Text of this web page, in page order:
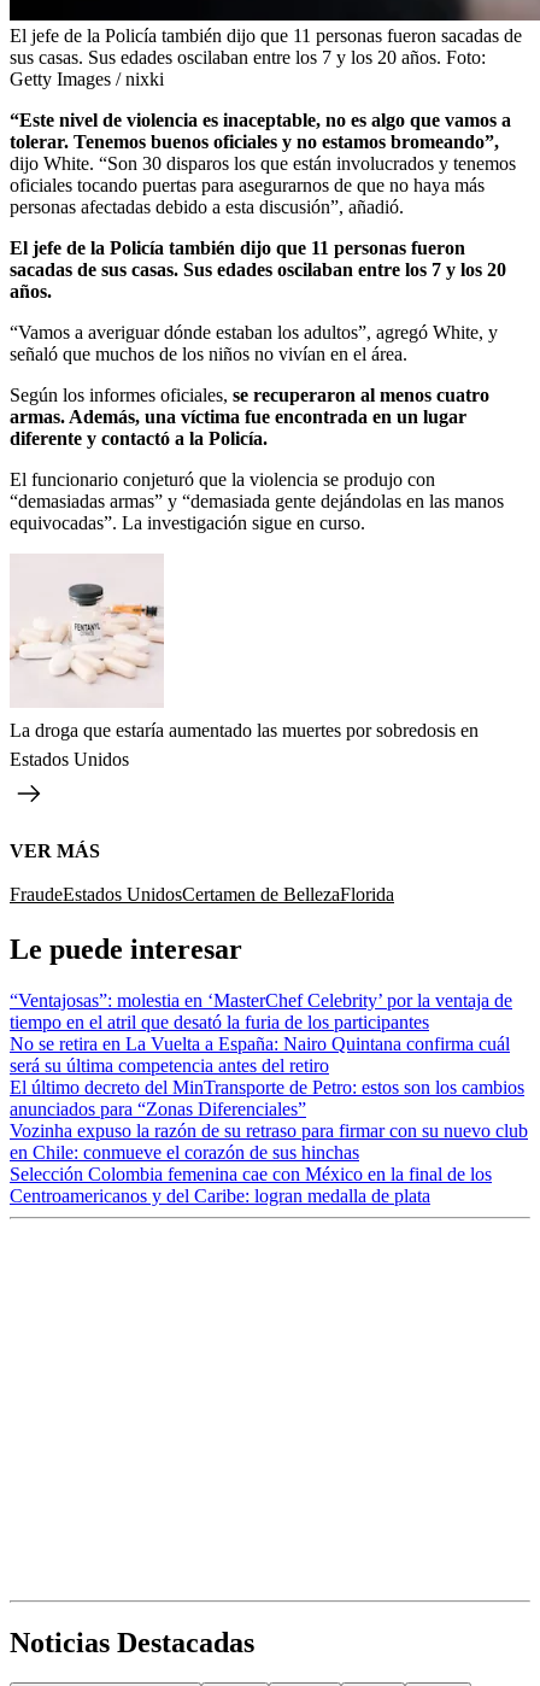
El jefe de la Policía también dijo que 11 personas fueron sacadas de
sus casas. Sus edades oscilaban entre los 7 y los 20 años. Foto:
Getty Images / nixki
“Este nivel de violencia es inaceptable, no es algo que vamos a
tolerar. Tenemos buenos oficiales y no estamos bromeando”,
dijo White. “Son 30 disparos los que están involucrados y tenemos
oficiales tocando puertas para asegurarnos de que no haya más
personas afectadas debido a esta discusión”, añadió.
El jefe de la Policía también dijo que 11 personas fueron
sacadas de sus casas. Sus edades oscilaban entre los 7 y los 20
años.
“Vamos a averiguar dónde estaban los adultos”, agregó White, y
señaló que muchos de los niños no vivían en el área.
Según los informes oficiales, se recuperaron al menos cuatro
armas. Además, una víctima fue encontrada en un lugar
diferente y contactó a la Policía.
El funcionario conjeturó que la violencia se produjo con
“demasiadas armas” y “demasiada gente dejándolas en las manos
equivocadas”. La investigación sigue en curso.
La droga que estaría aumentado las muertes por sobredosis en
Estados Unidos
VER MÁS
FraudeEstados UnidosCertamen de BellezaFlorida
Le puede interesar
“Ventajosas”: molestia en ‘MasterChef Celebrity’ por la ventaja de
tiempo en el atril que desató la furia de los participantes
No se retira en La Vuelta a España: Nairo Quintana confirma cuál
será su última competencia antes del retiro
El último decreto del MinTransporte de Petro: estos son los cambios
anunciados para “Zonas Diferenciales”
Vozinha expuso la razón de su retraso para firmar con su nuevo club
en Chile: conmueve el corazón de sus hinchas
Selección Colombia femenina cae con México en la final de los
Centroamericanos y del Caribe: logran medalla de plata
Noticias Destacadas